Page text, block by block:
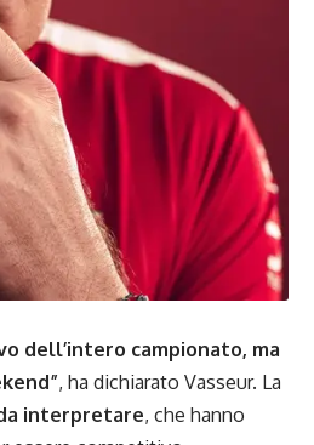
dell’intero campionato, ma
, ha dichiarato Vasseur. La
interpretare, che hanno